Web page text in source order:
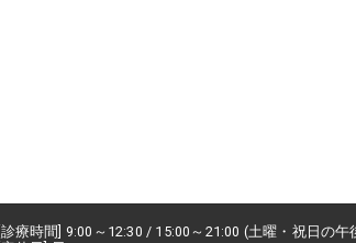
[診療時間] 9:00～12:30 / 15:00～21:00 (土曜・祝日の午